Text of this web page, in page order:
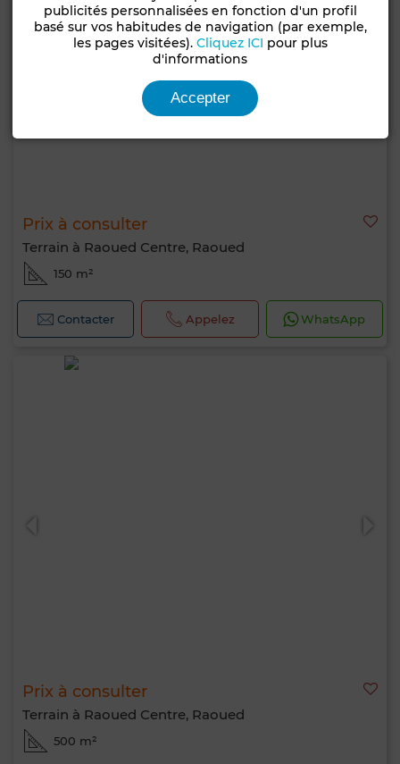
Prix à consulter
Terrain à Raoued Centre, Raoued
150 m²
Contacter Appelez WhatsApp
Prix à consulter
Terrain à Raoued Centre, Raoued
500 m²
publicités personnalisées en fonction d'un profil
basé sur vos habitudes de navigation (par exemple,
les pages visitées). Cliquez ICI pour plus
d'informations
Accepter